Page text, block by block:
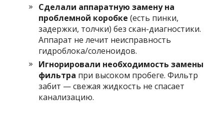
Сделали аппаратную замену на
проблемной коробке (есть пинки,
задержки, толчки) без скан-диагностики.
Аппарат не лечит неисправность
гидроблока/соленоидов.
Игнорировали необходимость замены
фильтра при высоком пробеге. Фильтр
забит — свежая жидкость не спасает
канализацию.